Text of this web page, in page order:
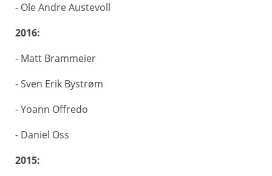
- Ole Andre Austevoll
2016:
- Matt Brammeier
- Sven Erik Bystrøm
- Yoann Offredo
- Daniel Oss
2015: